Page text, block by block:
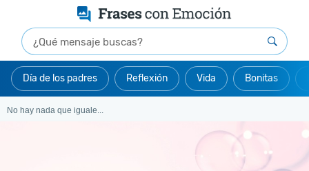
Día de los padres Reflexión Vida Bonitas
No hay nada que iguale...